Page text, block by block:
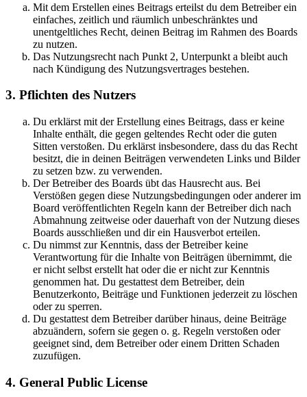
Mit dem Erstellen eines Beitrags erteilst du dem Betreiber ein
einfaches, zeitlich und räumlich unbeschränktes und
unentgeltliches Recht, deinen Beitrag im Rahmen des Boards
zu nutzen.
Das Nutzungsrecht nach Punkt 2, Unterpunkt a bleibt auch
nach Kündigung des Nutzungsvertrages bestehen.
3. Pflichten des Nutzers
Du erklärst mit der Erstellung eines Beitrags, dass er keine
Inhalte enthält, die gegen geltendes Recht oder die guten
Sitten verstoßen. Du erklärst insbesondere, dass du das Recht
besitzt, die in deinen Beiträgen verwendeten Links und Bilder
zu setzen bzw. zu verwenden.
Der Betreiber des Boards übt das Hausrecht aus. Bei
Verstößen gegen diese Nutzungsbedingungen oder anderer im
Board veröffentlichten Regeln kann der Betreiber dich nach
Abmahnung zeitweise oder dauerhaft von der Nutzung dieses
Boards ausschließen und dir ein Hausverbot erteilen.
Du nimmst zur Kenntnis, dass der Betreiber keine
Verantwortung für die Inhalte von Beiträgen übernimmt, die
er nicht selbst erstellt hat oder die er nicht zur Kenntnis
genommen hat. Du gestattest dem Betreiber, dein
Benutzerkonto, Beiträge und Funktionen jederzeit zu löschen
oder zu sperren.
Du gestattest dem Betreiber darüber hinaus, deine Beiträge
abzuändern, sofern sie gegen o. g. Regeln verstoßen oder
geeignet sind, dem Betreiber oder einem Dritten Schaden
zuzufügen.
4. General Public License